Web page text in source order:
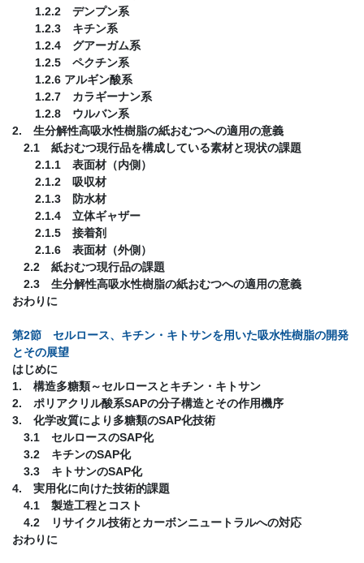
1.2.2 デンプン系
1.2.3 キチン系
1.2.4 グアーガム系
1.2.5 ペクチン系
1.2.6 アルギン酸系
1.2.7 カラギーナン系
1.2.8 ウルバン系
2. 生分解性高吸水性樹脂の紙おむつへの適用の意義
2.1 紙おむつ現行品を構成している素材と現状の課題
2.1.1 表面材（内側）
2.1.2 吸収材
2.1.3 防水材
2.1.4 立体ギャザー
2.1.5 接着剤
2.1.6 表面材（外側）
2.2 紙おむつ現行品の課題
2.3 生分解性高吸水性樹脂の紙おむつへの適用の意義
おわりに
第2節 セルロース、キチン・キトサンを用いた吸水性樹脂の開発
とその展望
はじめに
1. 構造多糖類～セルロースとキチン・キトサン
2. ポリアクリル酸系SAPの分子構造とその作用機序
3. 化学改質により多糖類のSAP化技術
3.1 セルロースのSAP化
3.2 キチンのSAP化
3.3 キトサンのSAP化
4. 実用化に向けた技術的課題
4.1 製造工程とコスト
4.2 リサイクル技術とカーボンニュートラルへの対応
おわりに